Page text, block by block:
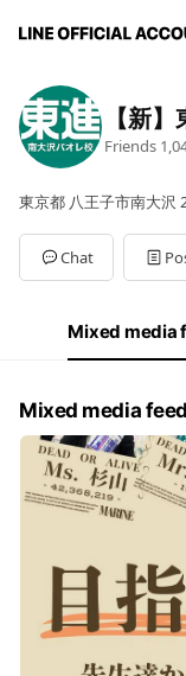
【新
Friends
東京都 八王子市南大沢
Chat
Mixed media
Mixed media feed